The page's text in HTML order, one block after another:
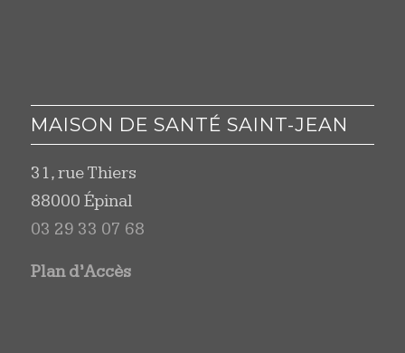
MAISON DE SANTÉ SAINT-JEAN
31, rue Thiers
88000 Épinal
03 29 33 07 68
Plan d’Accès